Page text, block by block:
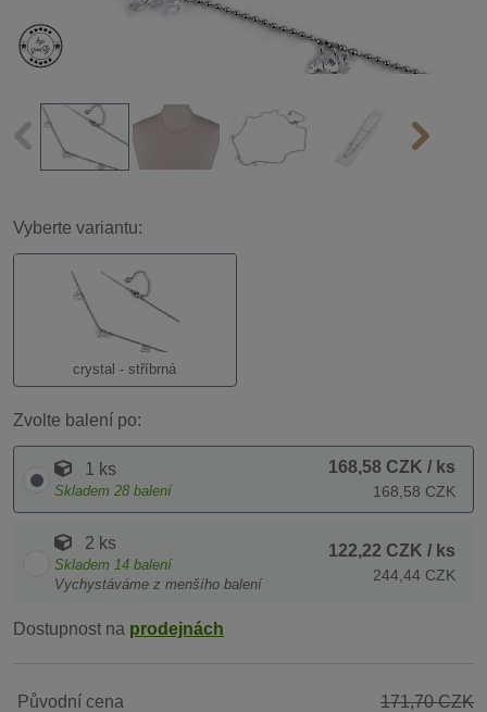
Vyberte variantu:
crystal - stříbrná
Zvolte balení po:
1 ks
Skladem 28 balení
168,58 CZK / ks
168,58 CZK
2 ks
Skladem 14 balení
Vychystáváme z menšího balení
122,22 CZK / ks
244,44 CZK
Dostupnost na prodejnách
Původní cena 171,70 CZK